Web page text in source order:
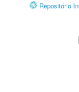
Repositório